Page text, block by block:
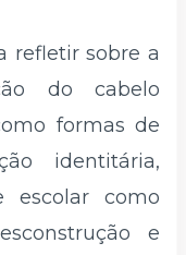
refletir sobre a
do cabelo
formas de
identitária,
escolar como
e